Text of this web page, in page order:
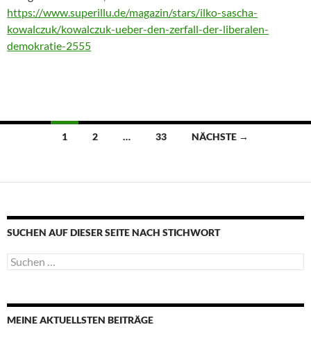
https://www.superillu.de/magazin/stars/ilko-sascha-
kowalczuk/kowalczuk-ueber-den-zerfall-der-liberalen-
demokratie-2555
Beitragsnavigation
1 2 … 33 NÄCHSTE →
SUCHEN AUF DIESER SEITE NACH STICHWORT
Suche
nach:
MEINE AKTUELLSTEN BEITRÄGE